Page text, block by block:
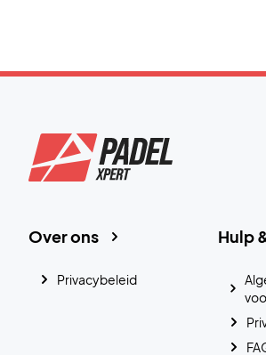
Hulp
Over ons
Privacybeleid